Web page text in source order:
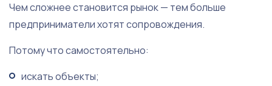
Чем сложнее становится рынок — тем больше
предприниматели хотят сопровождения.
Потому что самостоятельно:
искать объекты;